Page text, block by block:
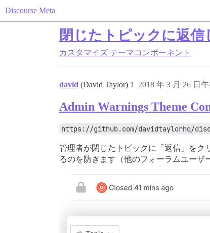
Discourse Meta
閉じたトピックに返
カスタマイズ テーマコンポーネント
david (David Taylor) 2018 年 3 月 26 日
1
Admin Warnings Theme
https://github.com/davidtaylorhq/
管理者が閉じたトピックに「返信」をク
るのを防ぎます（他のフォーラムユーザ